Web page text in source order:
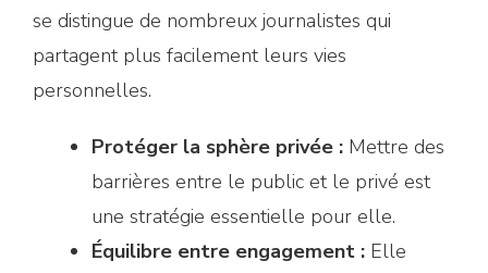
se distingue de nombreux journalistes qui
partagent plus facilement leurs vies
personnelles.
Protéger la sphère privée : Mettre des
barrières entre le public et le privé est
une stratégie essentielle pour elle.
Équilibre entre engagement : Elle